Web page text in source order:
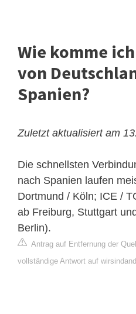
Wie komme
von
Spanien?
Zuletzt aktualisiert am
Die schnellsten
nach Spanien laufen
Dortmund / Köln; ICE /
ab Freiburg, Stuttgart
Berlin).
Antrag auf Entfernung der
vollständige Antwort auf